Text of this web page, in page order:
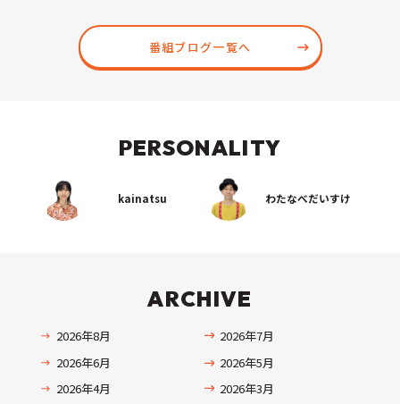
番組ブログ一覧へ
PERSONALITY
kainatsu わたなべだいすけ
ARCHIVE
2026年8月
2026年7月
2026年6月
2026年5月
2026年4月
2026年3月